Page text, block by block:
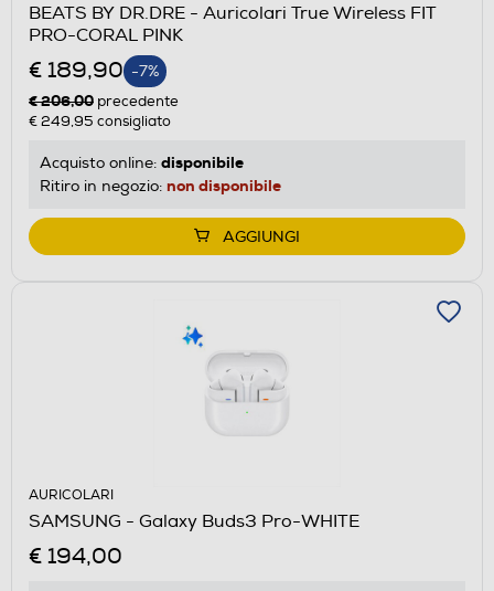
BEATS BY DR.DRE - Auricolari True Wireless FIT
PRO-CORAL PINK
€ 189,90 -7%
€ 206,00 precedente
€ 249,95 consigliato
Acquisto online: disponibile
Ritiro in negozio: non disponibile
AGGIUNGI
AURICOLARI
SAMSUNG - Galaxy Buds3 Pro-WHITE
€ 194,00